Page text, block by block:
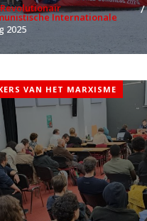
Internationale
2025
VAN HET MARXISME